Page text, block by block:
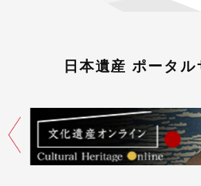
日本遺産 ポータル